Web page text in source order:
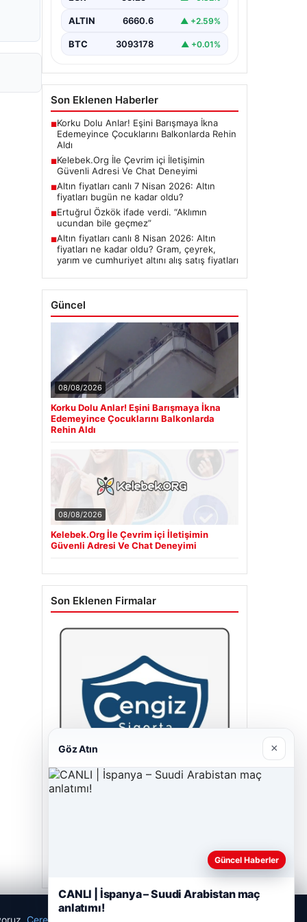
ALTIN 6660.6 ▲ +2.59%
BTC 3093178 ▲ +0.01%
Son Eklenen Haberler
■Korku Dolu Anlar! Eşini Barışmaya İkna
Edemeyince Çocuklarını Balkonlarda Rehin
Aldı
■Kelebek.Org İle Çevrim içi İletişimin
Güvenli Adresi Ve Chat Deneyimi
■Altın fiyatları canlı 7 Nisan 2026: Altın
fiyatları bugün ne kadar oldu?
■Ertuğrul Özkök ifade verdi. “Aklımın
ucundan bile geçmez”
■Altın fiyatları canlı 8 Nisan 2026: Altın
fiyatları ne kadar oldu? Gram, çeyrek,
yarım ve cumhuriyet altını alış satış fiyatları
Güncel
08/08/2026
Korku Dolu Anlar! Eşini Barışmaya İkna
Edemeyince Çocuklarını Balkonlarda
Rehin Aldı
08/08/2026
Kelebek.Org İle Çevrim içi İletişimin
Güvenli Adresi Ve Chat Deneyimi
Son Eklenen Firmalar
Çerez Politikamız
Göz Atın ×
Güncel Haberler
CANLI | İspanya – Suudi Arabistan maç
anlatımı!